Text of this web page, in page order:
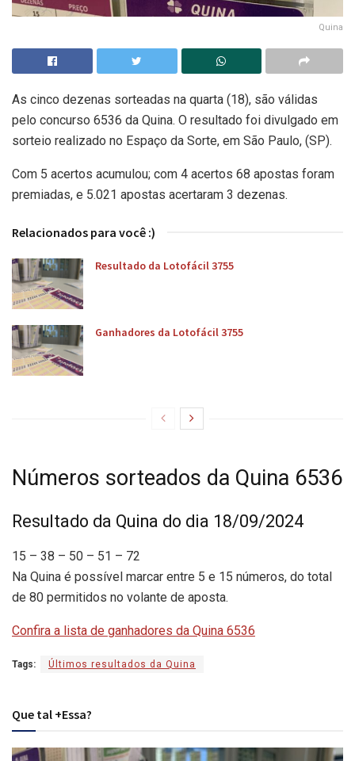
Quina
As cinco dezenas sorteadas na quarta (18), são válidas
pelo concurso 6536 da Quina. O resultado foi divulgado em
sorteio realizado no Espaço da Sorte, em São Paulo, (SP).
Com 5 acertos acumulou; com 4 acertos 68 apostas foram
premiadas, e 5.021 apostas acertaram 3 dezenas.
Relacionados para você :)
Resultado da Lotofácil 3755
Ganhadores da Lotofácil 3755
Números sorteados da Quina 6536
Resultado da Quina do dia 18/09/2024
15 – 38 – 50 – 51 – 72
Na Quina é possível marcar entre 5 e 15 números, do total
de 80 permitidos no volante de aposta.
Confira a lista de ganhadores da Quina 6536
Tags: Últimos resultados da Quina
Que tal +Essa?